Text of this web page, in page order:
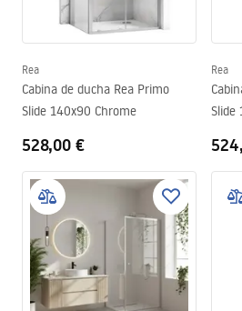
Rea
Cabina de ducha Rea Primo
Slide 140x90 Chrome
528,00 €
Rea
Slide